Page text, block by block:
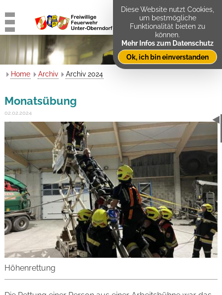
Home Archiv Archiv 2024
Monatsübung
02.02.2024
Höhenrettung
Diese Website nutzt Cookies,
um bestmögliche
Funktionalität bieten zu
können.
Mehr Infos zum Datenschutz
Ok, ich bin einverstanden